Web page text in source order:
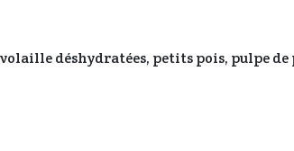
déshydratées, petits pois, pulpe